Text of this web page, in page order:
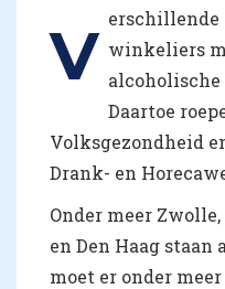
V winkeliers
Daartoe
Volksgezondheid
Drank- en
Onder meer
en Den Haag staan
moet er onder